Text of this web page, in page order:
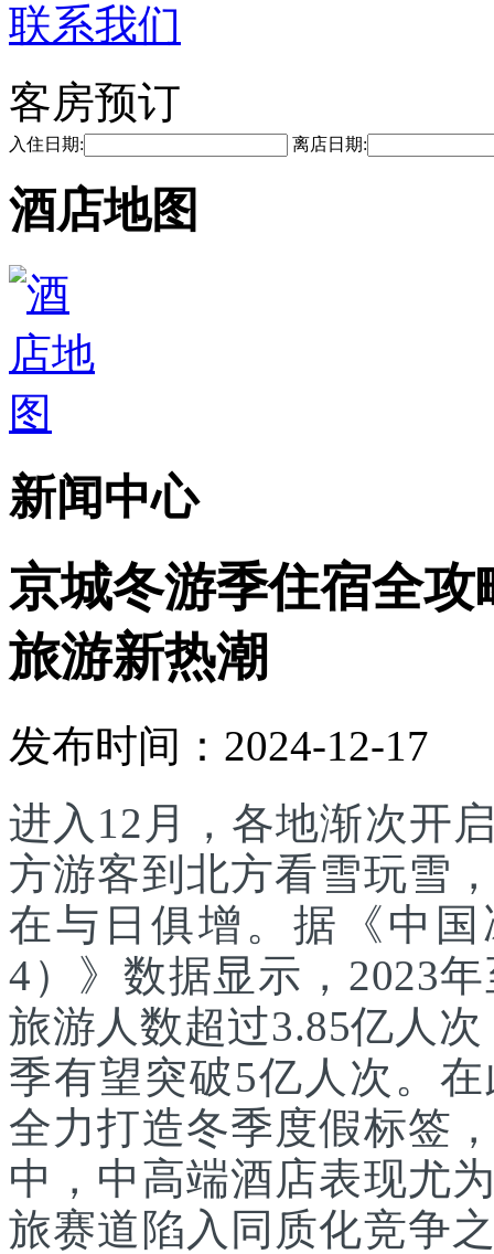
联系我们
客房预订
入住日期: 离店日期:
酒店地图
新闻中心
京城冬游季住宿全
旅游新热潮
发布时间：2024-12-17
进入12月，各地渐次开
方游客到北方看雪玩雪
在与日俱增。据《中
4）》数据显示，2023
旅游人数超过3.85亿人
季有望突破5亿人次。
全力打造冬季度假标签
中，中高端酒店表现尤
旅赛道陷入同质化竞争